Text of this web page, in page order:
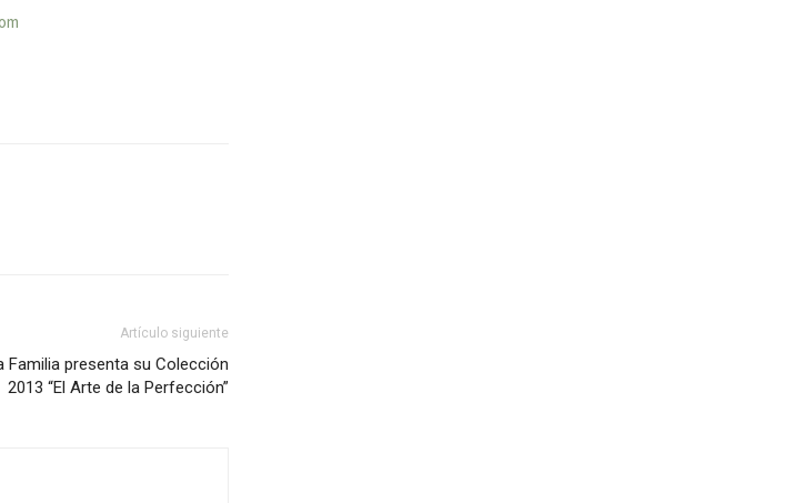
Artículo siguiente
Familia presenta su Colección
2013 “El Arte de la Perfección”